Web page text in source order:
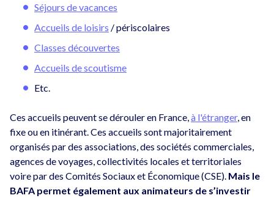
Séjours de vacances
Accueils de loisirs / périscolaires
Classes découvertes
Accueils de scoutisme
Etc.
Ces accueils peuvent se dérouler en France,à l'étranger, en
fixe ou en itinérant. Ces accueils sont majoritairement
organisés par des associations, des sociétés commerciales,
agences de voyages, collectivités locales et territoriales
voire par des Comités Sociaux et Économique (CSE). Mais le
BAFA permet également aux animateurs de s’investir